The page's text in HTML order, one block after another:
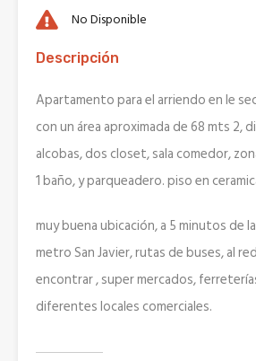
No Disponible
Descripción
Apartamento para el arriendo en le
con un área aproximada de 68 mts 2,
alcobas, dos closet, sala comedor,
1 baño, y parqueadero. piso en
muy buena ubicación, a 5 minutos de
metro San Javier, rutas de buses, al
encontrar , super mercados,
diferentes locales comerciales.